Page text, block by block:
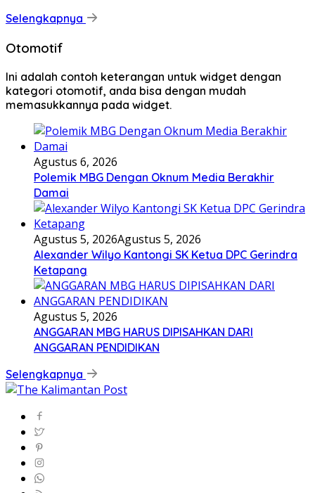
Selengkapnya
Otomotif
Ini adalah contoh keterangan untuk widget dengan
kategori otomotif, anda bisa dengan mudah
memasukkannya pada widget.
Agustus 6, 2026
Polemik MBG Dengan Oknum Media Berakhir
Damai
Agustus 5, 2026Agustus 5, 2026
Alexander Wilyo Kantongi SK Ketua DPC Gerindra
Ketapang
Agustus 5, 2026
ANGGARAN MBG HARUS DIPISAHKAN DARI
ANGGARAN PENDIDIKAN
Selengkapnya